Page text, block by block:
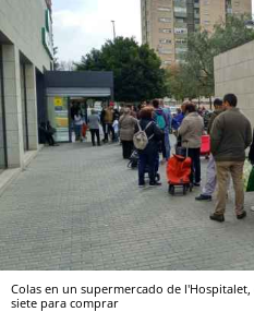
Colas en un supermercado de
siete para comprar